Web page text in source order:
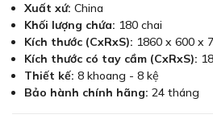
Xuất xứ: China
Khối lượng chứa: 180 chai
Kích thước (CxRxS): 1860 x 600 x
Kích thước có tay cầm (CxRxS):
Thiết kế: 8 khoang - 8 kệ
Bảo hành chính hãng: 24 tháng